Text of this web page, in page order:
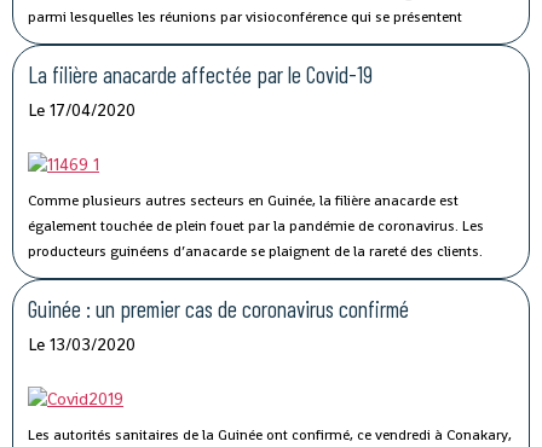
parmi lesquelles les réunions par visioconférence qui se présentent
comme un véritable défi technologique pour les autorités guinéennes.
La filière anacarde affectée par le Covid-19
Le 17/04/2020
Comme plusieurs autres secteurs en Guinée, la filière anacarde est
également touchée de plein fouet par la pandémie de coronavirus. Les
producteurs guinéens d’anacarde se plaignent de la rareté des clients.
Lancée le 02 avril dernier, par le ministère du Commerce, la campagne de
commercialisation de l’anacarde n’a pas connu son affluence habituelle à
cause de la crise sanitaire qui secoue le monde.
Guinée : un premier cas de coronavirus confirmé
Le 13/03/2020
Les autorités sanitaires de la Guinée ont confirmé, ce vendredi à Conakary,